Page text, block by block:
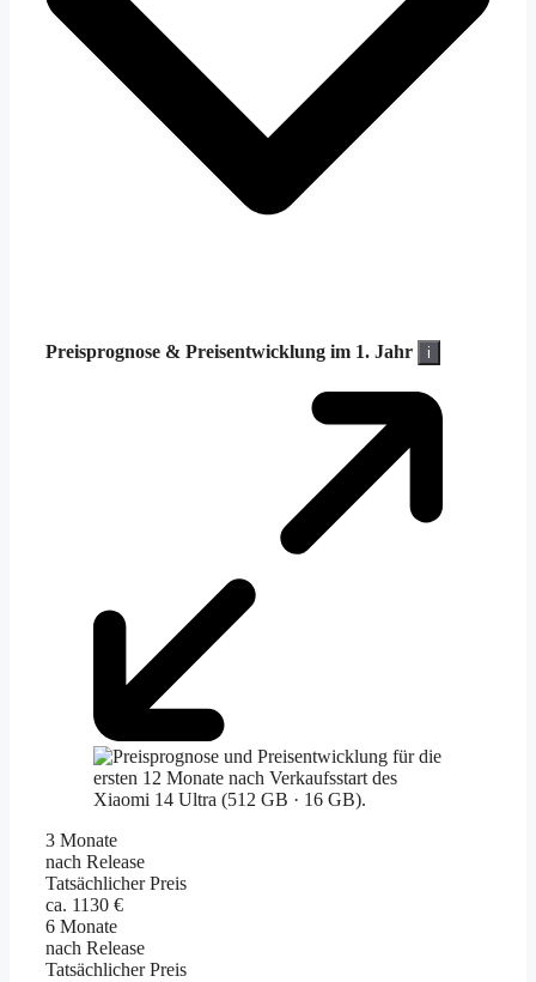
Preisprognose & Preisentwicklung im 1. Jahr i
3 Monate
nach Release
Tatsächlicher Preis
ca. 1130 €
6 Monate
nach Release
Tatsächlicher Preis